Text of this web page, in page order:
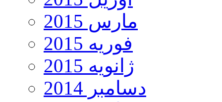
مارس 2015
فوریه 2015
ژانویه 2015
دسامبر 2014